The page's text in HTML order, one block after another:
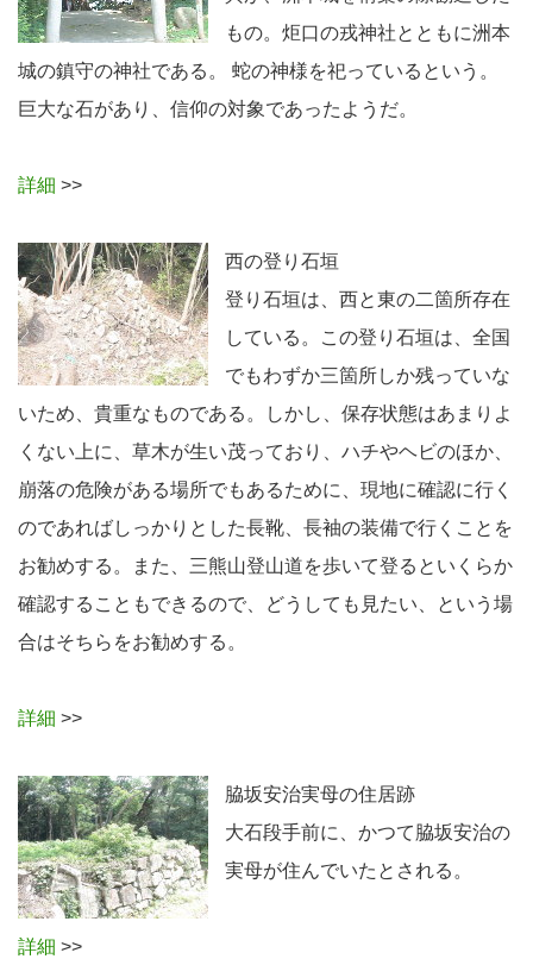
もの。炬口の戎神社とともに洲本
城の鎮守の神社である。 蛇の神様を祀っているという。
巨大な石があり、信仰の対象であったようだ。
詳細 >>
西の登り石垣
登り石垣は、西と東の二箇所存在
している。この登り石垣は、全国
でもわずか三箇所しか残っていな
いため、貴重なものである。しかし、保存状態はあまりよ
くない上に、草木が生い茂っており、ハチやヘビのほか、
崩落の危険がある場所でもあるために、現地に確認に行く
のであればしっかりとした長靴、長袖の装備で行くことを
お勧めする。また、三熊山登山道を歩いて登るといくらか
確認することもできるので、どうしても見たい、という場
合はそちらをお勧めする。
詳細 >>
脇坂安治実母の住居跡
大石段手前に、かつて脇坂安治の
実母が住んでいたとされる。
詳細 >>